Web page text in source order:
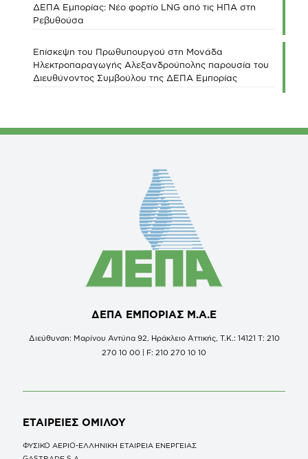
ΔΕΠΑ Εμπορίας: Νέο φορτίο LNG από τις ΗΠΑ στη
Ρεβυθούσα
Επίσκεψη του Πρωθυπουργού στη Μονάδα
Ηλεκτροπαραγωγής Αλεξανδρούπολης παρουσία του
Διευθύνοντος Συμβούλου της ΔΕΠΑ Εμπορίας
ΔΕΠΑ ΕΜΠΟΡΙΑΣ Μ.Α.Ε
Διεύθυνση: Μαρίνου Αντύπα 92, Ηράκλειο Αττικής, Τ.Κ.: 14121 Τ: 210
270 10 00 | F: 210 270 10 10
ΕΤΑΙΡΕΙΕΣ ΟΜΙΛΟΥ
ΦΥΣΙΚΟ ΑΕΡΙΟ-ΕΛΛΗΝΙΚΗ ΕΤΑΙΡΕΙΑ ΕΝΕΡΓΕΙΑΣ